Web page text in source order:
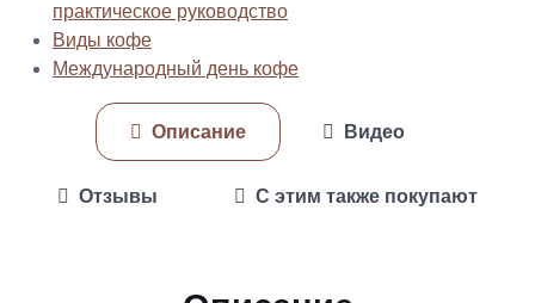
практическое руководство
Виды кофе
Международный день кофе
Описание Видео
Отзывы С этим также покупают